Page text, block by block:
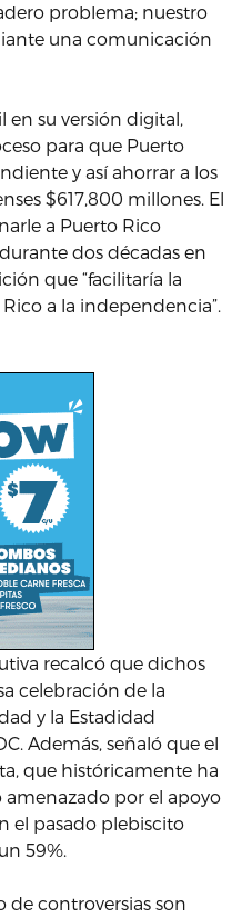
problema; nuestro
una comunicación
en su versión digital,
para que Puerto
y así ahorrar a los
$617,800 millones. El
a Puerto Rico
dos décadas en
que “facilitaría la
a la independencia”.
recalcó que dichos
celebración de la
y la Estadidad
Además, señaló que el
que históricamente ha
amenazado por el apoyo
el pasado plebiscito
59%.
de controversias son